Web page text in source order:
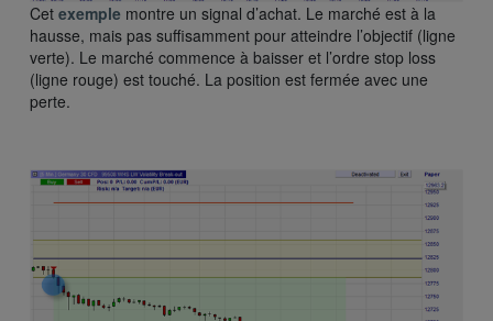
Cet exemple montre un signal d’achat. Le marché est à la
hausse, mais pas suffisamment pour atteindre l’objectif (ligne
verte). Le marché commence à baisser et l’ordre stop loss
(ligne rouge) est touché. La position est fermée avec une
perte.